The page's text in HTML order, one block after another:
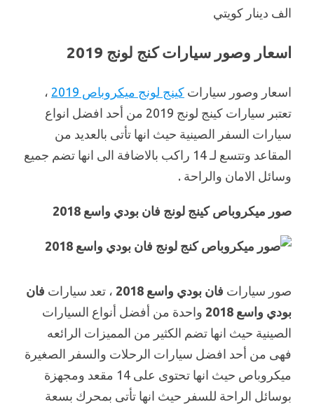
الف دينار كويتي
اسعار وصور سيارات كنج لونج 2019
اسعار وصور سيارات كينج لونج ميكروباص 2019
،
تعتبر سيارات كينج لونج 2019 من أحد افضل انواع
سيارات السفر الصينية حيث انها تأتى بالعديد من
المقاعد وتتسع لـ 14 راكب بالاضافة الى انها تضم جميع
وسائل الامان والراحة .
صور ميكروباص كينج لونج فان بودي واسع 2018
صور سيارات فان بودي واسع 2018 ، تعد سيارات فان
بودي واسع 2018
واحدة من أفضل أنواع السيارات
الصينية حيث انها تضم الكثير من المميزات الرائعه
فهى من أحد افضل سيارات الرحلات والسفر الصغيرة
ميكروباص حيث انها تحتوى على 14 مقعد ومجهزة
بوسائل الراحة للسفر حيث انها تأتى بمحرك بسعة